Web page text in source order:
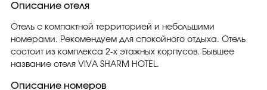
Описание отеля
Отель с компактной территорией и небольшими
номерами. Рекомендуем для спокойного отдыха. Отель
состоит из комплекса 2-х этажных корпусов. Бывшее
название отеля VIVA SHARM HOTEL.
Описание номеров